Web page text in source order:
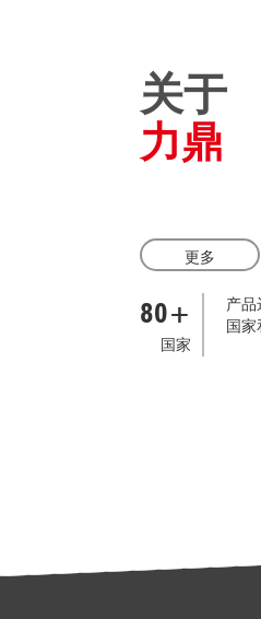
关于
力鼎
更多
80+
国家
产品
国家